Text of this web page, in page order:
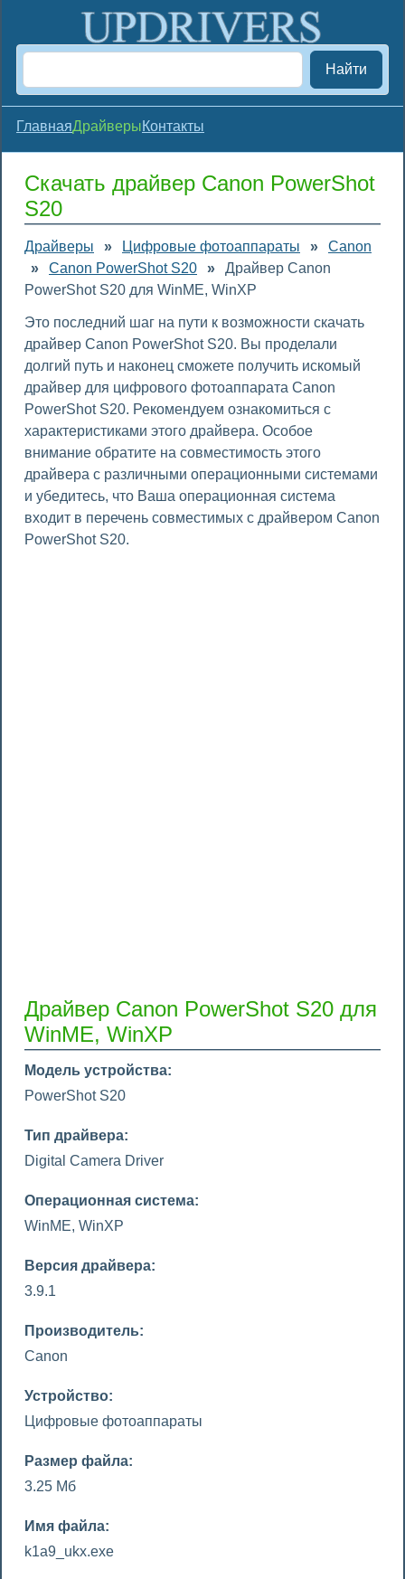
Найти
ГлавнаяДрайверыКонтакты
Скачать драйвер Canon PowerShot
S20
Драйверы » Цифровые фотоаппараты »
Canon
»
Canon PowerShot S20 »
Драйвер Canon
PowerShot S20 для WinME, WinXP
Это последний шаг на пути к возможности скачать
драйвер Canon PowerShot S20. Вы проделали
долгий путь и наконец сможете получить искомый
драйвер для цифрового фотоаппарата Canon
PowerShot S20. Рекомендуем ознакомиться с
характеристиками этого драйвера. Особое
внимание обратите на совместимость этого
драйвера с различными операционными системами
и убедитесь, что Ваша операционная система
входит в перечень совместимых с драйвером Canon
PowerShot S20.
Драйвер Canon PowerShot S20 для
WinME, WinXP
Модель устройства:
PowerShot S20
Тип драйвера:
Digital Camera Driver
Операционная система:
WinME, WinXP
Версия драйвера:
3.9.1
Производитель:
Canon
Устройство:
Цифровые фотоаппараты
Размер файла:
3.25 Мб
Имя файла:
k1a9_ukx.exe